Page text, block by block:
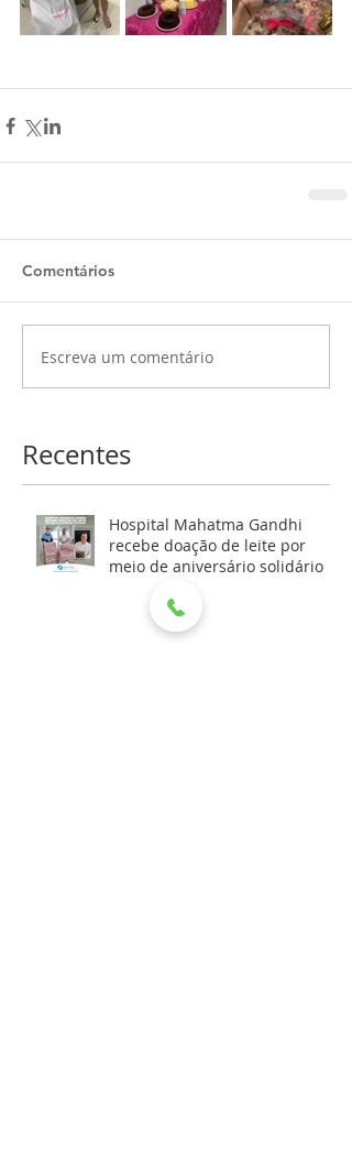
Comentários
Escreva um comentário
Recentes
Hospital Mahatma Gandhi
recebe doação de leite por
meio de aniversário solidário